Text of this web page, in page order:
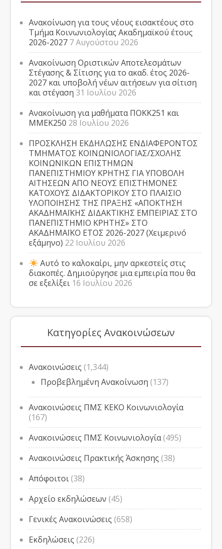
Ανακοίνωση για τους νέους εισακτέους στο
Τμήμα Κοινωνιολογίας Ακαδημαϊκού έτους
2026-2027 7 Αυγούστου 2026
Ανακοίνωση Οριστικών Αποτελεσμάτων
Στέγασης & Σίτισης για το ακαδ. έτος 2026-
2027 και υποβολή νέων αιτήσεων για σίτιση
και στέγαση 31 Ιουλίου 2026
Ανακοίνωση για μαθήματα ΠΟΚΚ251 και
ΜΜΕΚ250 28 Ιουλίου 2026
ΠΡΟΣΚΛΗΣΗ ΕΚΔΗΛΩΣΗΣ ΕΝΔΙΑΦΕΡΟΝΤΟΣ
ΤΜΗΜΑΤΟΣ ΚΟΙΝΩΝΙΟΛΟΓΙΑΣ/ΣΧΟΛΗΣ
ΚΟΙΝΩΝΙΚΩΝ ΕΠΙΣΤΗΜΩΝ
ΠΑΝΕΠΙΣΤΗΜΙΟΥ ΚΡΗΤΗΣ ΓΙΑ ΥΠΟΒΟΛΗ
ΑΙΤΗΣΕΩΝ ΑΠΟ ΝΕΟΥΣ ΕΠΙΣΤΗΜΟΝΕΣ
ΚΑΤΟΧΟΥΣ ΔΙΔΑΚΤΟΡΙΚΟΥ ΣΤΟ ΠΛΑΙΣΙΟ
ΥΛΟΠΟΙΗΣΗΣ ΤΗΣ ΠΡΑΞΗΣ «ΑΠΟΚΤΗΣΗ
ΑΚΑΔΗΜΑΪΚΗΣ ΔΙΔΑΚΤΙΚΗΣ ΕΜΠΕΙΡΙΑΣ ΣΤΟ
ΠΑΝΕΠΙΣΤΗΜΙΟ ΚΡΗΤΗΣ» ΣΤΟ
ΑΚΑΔΗΜΑΪΚΟ ΕΤΟΣ 2026-2027 (Χειμερινό
εξάμηνο) 22 Ιουλίου 2026
Αυτό το καλοκαίρι, μην αρκεστείς στις
διακοπές. Δημιούργησε μια εμπειρία που θα
σε εξελίξει 16 Ιουλίου 2026
Κατηγορίες Ανακοινώσεων
Ανακοινώσεις (1,344)
Προβεβλημένη Ανακοίνωση (137)
Ανακοινώσεις ΠΜΣ ΚΕΚΟ Κοινωνιολογία
(167)
Ανακοινώσεις ΠΜΣ Κοινωνιολογία(495)
Ανακοινώσεις Πρακτικής Άσκησης (38)
Απόφοιτοι(38)
Αρχείο εκδηλώσεων (45)
Γενικές Ανακοινώσεις (658)
Εκδηλώσεις (226)